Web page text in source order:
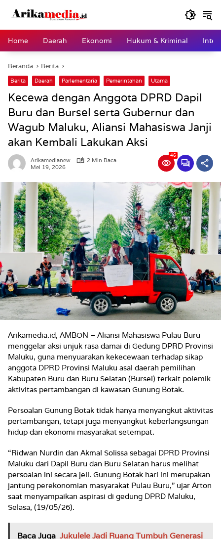
Home
Daerah Ekonomi Hukum & Kriminal
Beranda Berita
Berita Daerah Parlementaria Pemerintahan Utama
Kecewa dengan Anggota DPRD Dapil
Buru dan Bursel serta Gubernur dan
Wagub Maluku, Aliansi Mahasiswa Janji
akan Kembali Lakukan Aksi
Arikamedianew
2 Min Baca
Mei 19, 2026
46
Arikamedia.id, AMBON – Aliansi Mahasiswa Pulau Buru
menggelar aksi unjuk rasa damai di Gedung DPRD Provinsi
Maluku, guna menyuarakan kekecewaan terhadap sikap
anggota DPRD Provinsi Maluku asal daerah pemilihan
Kabupaten Buru dan Buru Selatan (Bursel) terkait polemik
aktivitas pertambangan di kawasan Gunung Botak.
Persoalan Gunung Botak tidak hanya menyangkut aktivitas
pertambangan, tetapi juga menyangkut keberlangsungan
hidup dan ekonomi masyarakat setempat.
“Ridwan Nurdin dan Akmal Solissa sebagai DPRD Provinsi
Maluku dari Dapil Buru dan Buru Selatan harus melihat
persoalan ini secara jeli. Gunung Botak hari ini merupakan
jantung perekonomian masyarakat Pulau Buru,” ujar Arton
saat menyampaikan aspirasi di gedung DPRD Maluku,
Selasa, (19/05/26).
Baca Juga Jukulele Jadi Ruang Tumbuh Generasi